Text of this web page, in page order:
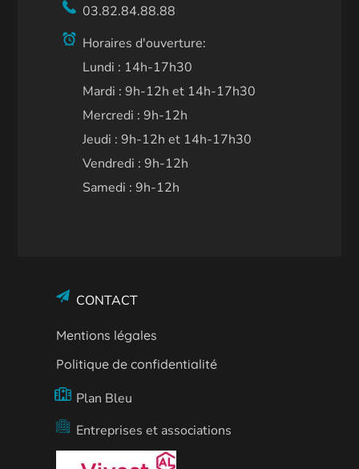
03.82.84.88.88
Horaires d'ouverture:
Lundi : 14h-17h30
Mardi : 9h-12h et 14h-17h30
Mercredi : 9h-12h
Jeudi : 9h-12h et 14h-17h30
Vendredi : 9h-12h
Samedi : 9h-12h
CONTACT
Mentions légales
Politique de confidentialité
Plan Bleu
Entreprises et associations